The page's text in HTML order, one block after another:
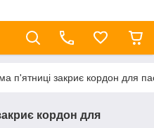
п'ятниці закриє кордон для
кордон для